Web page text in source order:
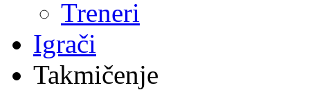
Treneri
Igrači
Takmičenje